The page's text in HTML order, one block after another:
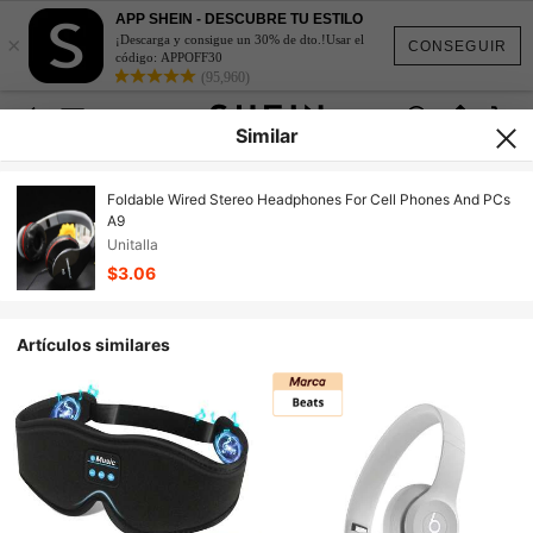
CONSEGUIR
×
APP SHEIN - DESCUBRE TU ESTILO
¡Descarga y consigue un 30% de dto.!Usar el
código: APPOFF30
(95,960)
Similar
Foldable Wired Stereo Headphones For Cell Phones And PCs
A9
Unitalla
$3.06
Artículos similares